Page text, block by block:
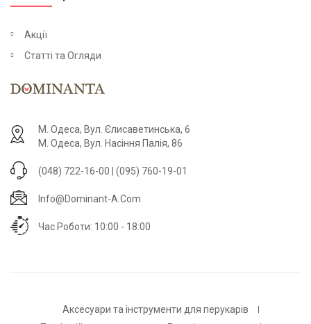
Акції
Статті та Огляди
М. Одеса, Вул. Єлисаветинська, 6
М. Одеса, Вул. Насіння Палія, 86
(048) 722-16-00 | (095) 760-19-01
Info@dominant-A.com
Час Роботи: 10:00 - 18:00
Аксесуари та інструменти для перукарів